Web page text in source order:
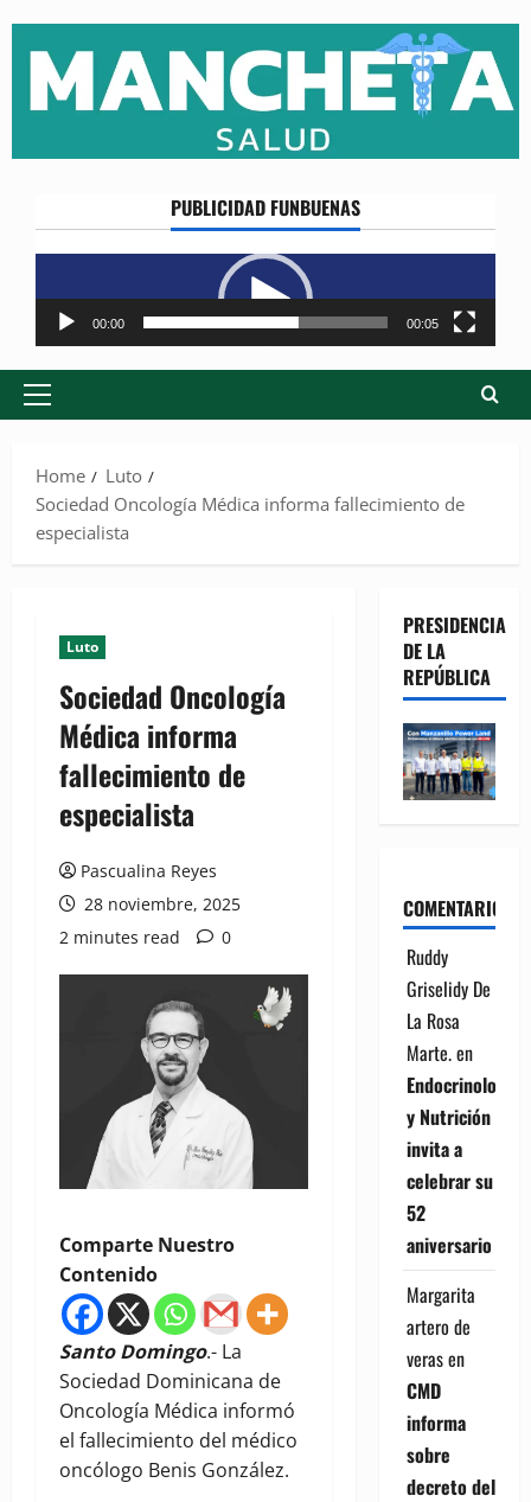
content
PUBLICIDAD FUNBUENAS
Reproductor
de
vídeo
00:00 00:05
Primary
Home
Luto
Sociedad Oncología Médica informa fallecimiento de
especialista
Luto
Sociedad Oncología
Médica informa
fallecimiento de
especialista
Pascualina Reyes
28 noviembre, 2025
2 minutes read
0
Comparte Nuestro
Contenido
Santo Domingo.- La
Sociedad Dominicana de
Oncología Médica informó
el fallecimiento del médico
oncólogo Benis González.
PRESIDENCIA
DE LA
REPÚBLICA
COMENTARIOS
Ruddy
Griselidy De
La Rosa
Marte.en
Endocrinología
y Nutrición
invita a
celebrar su
52
aniversario
Margarita
artero de
verasen
CMD
informa
sobre
decreto del